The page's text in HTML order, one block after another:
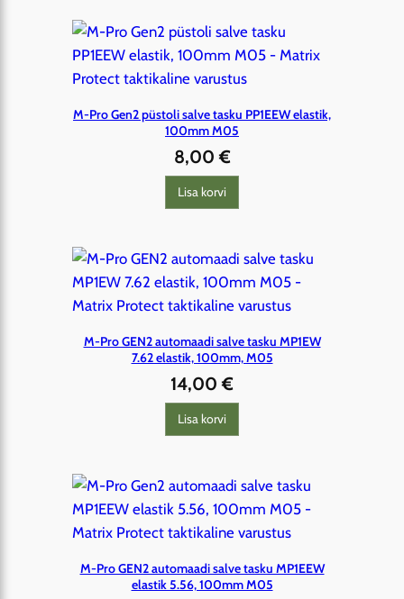
M-Pro Gen2 püstoli salve tasku PP1EEW elastik,
100mm M05
8,00€
Lisa korvi
M-Pro GEN2 automaadi salve tasku MP1EW
7.62 elastik, 100mm, M05
14,00€
Lisa korvi
M-Pro GEN2 automaadi salve tasku MP1EEW
elastik 5.56, 100mm M05